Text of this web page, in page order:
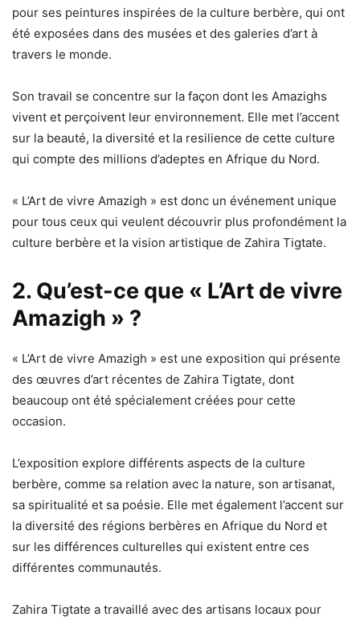
pour ses peintures inspirées de la culture berbère, qui ont
été exposées dans des musées et des galeries d’art à
travers le monde.
Son travail se concentre sur la façon dont les Amazighs
vivent et perçoivent leur environnement. Elle met l’accent
sur la beauté, la diversité et la resilience de cette culture
qui compte des millions d’adeptes en Afrique du Nord.
« L’Art de vivre Amazigh » est donc un événement unique
pour tous ceux qui veulent découvrir plus profondément la
culture berbère et la vision artistique de Zahira Tigtate.
2. Qu’est-ce que « L’Art de vivre
Amazigh » ?
« L’Art de vivre Amazigh » est une exposition qui présente
des œuvres d’art récentes de Zahira Tigtate, dont
beaucoup ont été spécialement créées pour cette
occasion.
L’exposition explore différents aspects de la culture
berbère, comme sa relation avec la nature, son artisanat,
sa spiritualité et sa poésie. Elle met également l’accent sur
la diversité des régions berbères en Afrique du Nord et
sur les différences culturelles qui existent entre ces
différentes communautés.
Zahira Tigtate a travaillé avec des artisans locaux pour